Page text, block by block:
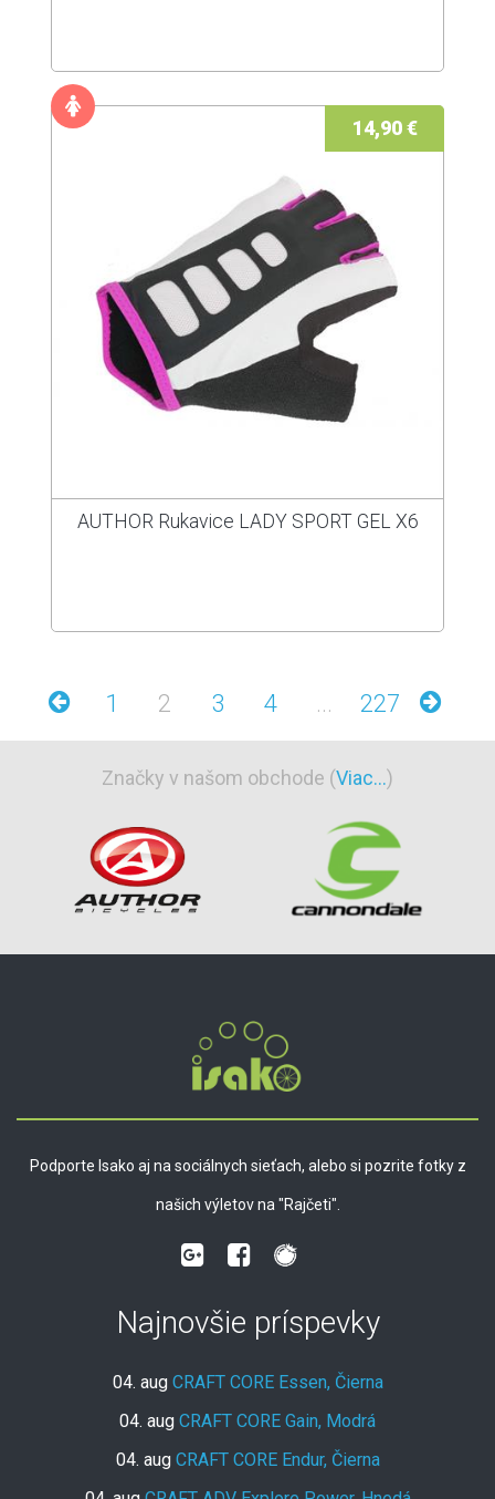
14,90 €
AUTHOR Rukavice LADY SPORT GEL X6
1 2 3 4 ... 227
Značky v našom obchode (Viac...)
Podporte Isako aj na sociálnych sieťach, alebo si pozrite fotky z
našich výletov na "Rajčeti".
Najnovšie príspevky
04. aug CRAFT CORE Essen, Čierna
04. aug CRAFT CORE Gain, Modrá
04. aug CRAFT CORE Endur, Čierna